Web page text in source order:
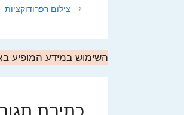
צילום
השימוש במידע המופיע
כתיבת